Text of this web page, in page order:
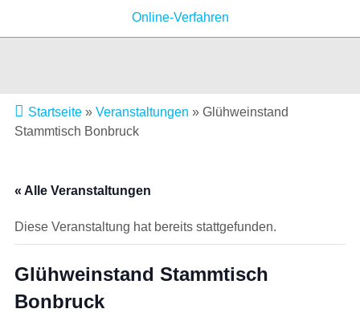
Online-Verfahren
Startseite» Veranstaltungen » Glühweinstand
Stammtisch Bonbruck
« Alle Veranstaltungen
Diese Veranstaltung hat bereits stattgefunden.
Glühweinstand Stammtisch
Bonbruck